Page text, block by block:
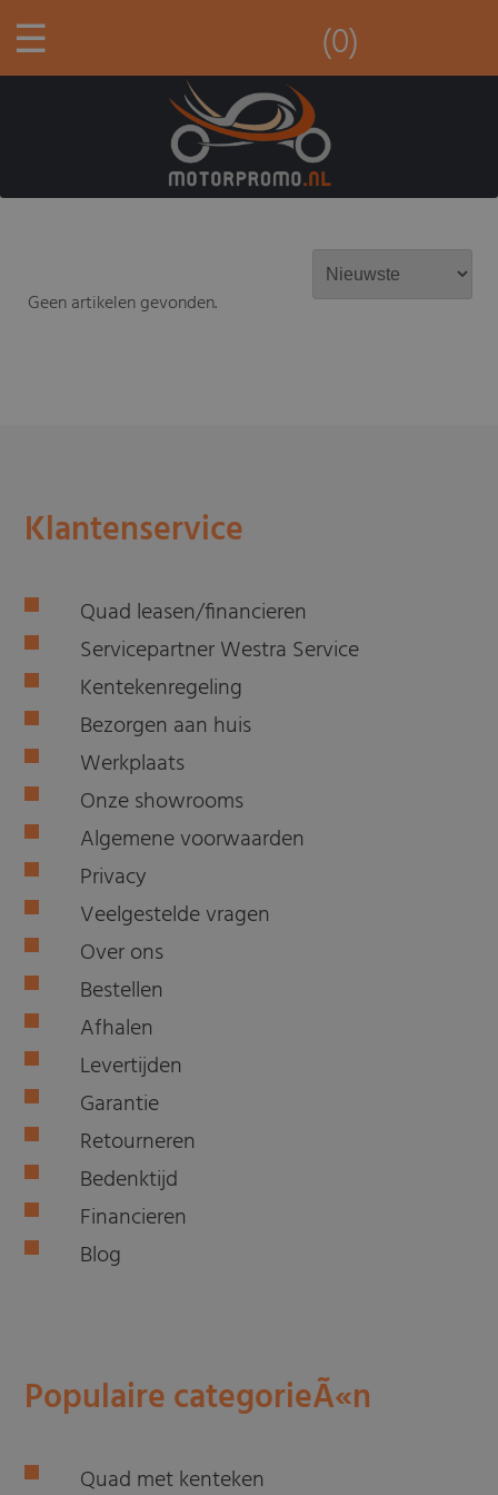
☰ (0)
Geen artikelen gevonden.
Klantenservice
Quad leasen/financieren
Servicepartner Westra Service
Kentekenregeling
Bezorgen aan huis
Werkplaats
Onze showrooms
Algemene voorwaarden
Privacy
Veelgestelde vragen
Over ons
Bestellen
Afhalen
Levertijden
Garantie
Retourneren
Bedenktijd
Financieren
Blog
Populaire categorieÃ«n
Quad met kenteken